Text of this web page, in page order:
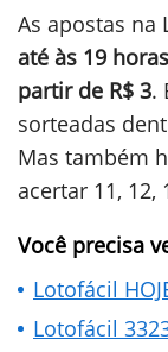
As apostas na
até às 19 horas
partir de R$ 3.
sorteadas
Mas também
acertar 11, 12,
Você precisa
Lotofácil
Lotofácil